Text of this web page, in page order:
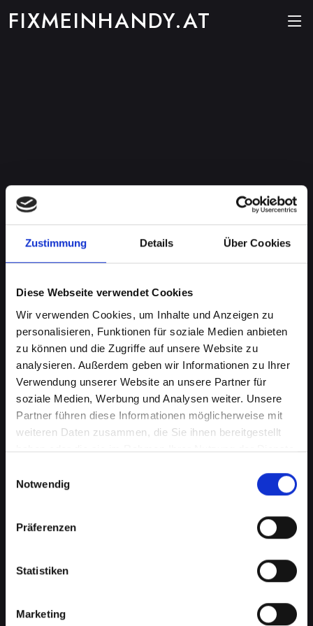
Zustimmung Details Über Cookies
Diese Webseite verwendet Cookies
Wir verwenden Cookies, um Inhalte und Anzeigen zu
personalisieren, Funktionen für soziale Medien anbieten
zu können und die Zugriffe auf unsere Website zu
analysieren. Außerdem geben wir Informationen zu Ihrer
Verwendung unserer Website an unsere Partner für
soziale Medien, Werbung und Analysen weiter. Unsere
Partner führen diese Informationen möglicherweise mit
weiteren Daten zusammen, die Sie ihnen bereitgestellt
haben oder die sie im Rahmen Ihrer Nutzung der Dienste
Notwendig
Präferenzen
Statistiken
Marketing
FIXMEINHANDY.AT
Zerbrochenes Glas an Ihrem
IPHONE-12-PRO-MAX in Bad-
schönau? Wir reparieren es
Ein zerbrochenes Glas ist nicht nur ein
optisches Problem, sondern kann auch die
Funktionalität Ihres IPHONE-12-PRO-MAX